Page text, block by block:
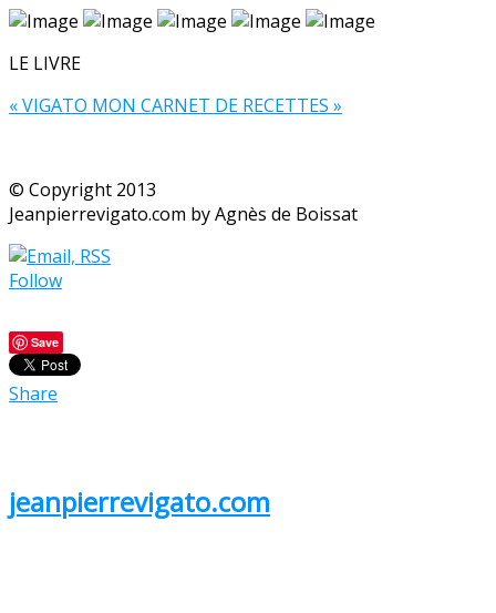
LE LIVRE
« VIGATO MON CARNET DE RECETTES »
© Copyright 2013
Jeanpierrevigato.com by Agnès de Boissat
Follow
Save
Share
jeanpierrevigato.com